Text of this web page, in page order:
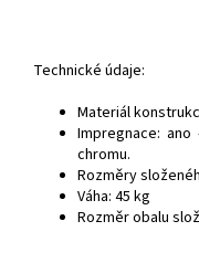
Technické údaje:
Materiál
Impregnace:
chromu.
Rozměry
Váha: 45 kg
Rozměr obalu